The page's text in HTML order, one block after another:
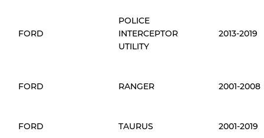
FORD
POLICE
INTERCEPTOR
UTILITY
2013-2019
FORD RANGER 2001-2008
FORD TAURUS 2001-2019